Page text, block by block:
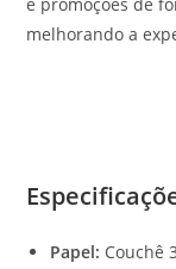
melhorando a
Papel: Couchê